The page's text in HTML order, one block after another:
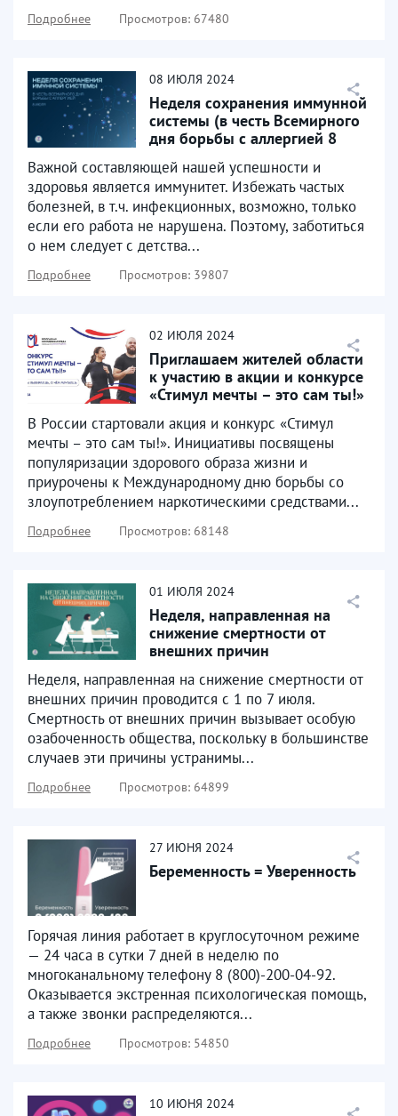
Подробнее Просмотров: 67480
08 ИЮЛЯ 2024
Неделя сохранения иммунной
системы (в честь Всемирного
дня борьбы с аллергией 8
Важной составляющей нашей успешности и
здоровья является иммунитет. Избежать частых
болезней, в т.ч. инфекционных, возможно, только
если его работа не нарушена. Поэтому, заботиться
о нем следует с детства...
Подробнее Просмотров: 39807
02 ИЮЛЯ 2024
Приглашаем жителей области
к участию в акции и конкурсе
«Стимул мечты – это сам ты!»
В России стартовали акция и конкурс «Стимул
мечты – это сам ты!». Инициативы посвящены
популяризации здорового образа жизни и
приурочены к Международному дню борьбы со
злоупотреблением наркотическими средствами...
Подробнее Просмотров: 68148
01 ИЮЛЯ 2024
Неделя, направленная на
снижение смертности от
внешних причин
Неделя, направленная на снижение смертности от
внешних причин проводится с 1 по 7 июля.
Смертность от внешних причин вызывает особую
озабоченность общества, поскольку в большинстве
случаев эти причины устранимы...
Подробнее Просмотров: 64899
27 ИЮНЯ 2024
Беременность = Уверенность
Горячая линия работает в круглосуточном режиме
— 24 часа в сутки 7 дней в неделю по
многоканальному телефону 8 (800)-200-04-92.
Оказывается экстренная психологическая помощь,
а также звонки распределяются...
Подробнее Просмотров: 54850
10 ИЮНЯ 2024